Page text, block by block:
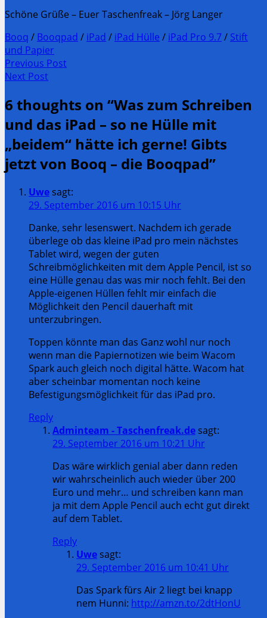
Schöne Grüße – Euer Taschenfreak – Jörg Langer
Booq / Booqpad / iPad / iPad Hülle / iPad Pro 9.7/ Stift
und Papier
Post
navigation
Previous Post
Previous
Next Post
Post:
6 thoughts on “Was zum Schreiben
und das iPad – so ne Hülle mit
„beidem“ hätte ich gerne! Gibts
jetzt von Booq – die Booqpad”
Uwesagt:
29. September 2016 um 10:15 Uhr
Danke, sehr lesenswert. Nachdem ich gerade
überlege ob das kleine iPad pro mein nächstes
Tablet wird, wegen der guten
Schreibmöglichkeiten mit dem Apple Pencil, ist so
eine Hülle genau das was mir noch fehlt. Bei den
Apple-eigenen Hüllen fehlt mir einfach die
Möglichkeit den Pencil dauerhaft mit
unterzubringen.
Toppen könnte man das Ganz wohl nur noch
wenn man die Papiernotizen wie beim Wacom
Spark auch gleich noch digital hätte. Wacom hat
aber scheinbar momentan noch keine
Befestigungsmöglichkeit für das iPad pro.
Reply
Adminteam - Taschenfreak.desagt:
29. September 2016 um 10:21 Uhr
Das wäre wirklich genial aber dann reden
wir wahrscheinlich auch wieder über 200
Euro und mehr… und schreiben kann man
ja mit dem Apple Pencil auch echt gut direkt
auf dem Tablet.
Reply
Uwesagt:
29. September 2016 um 10:41 Uhr
Das Spark fürs Air 2 liegt bei knapp
nem Hunni: http://amzn.to/2dtHonU